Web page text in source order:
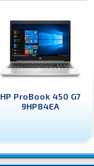
HP ProBook 450 G7
9HP84EA